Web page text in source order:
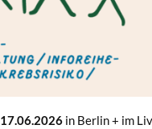
17.06.2026 in Berlin + im